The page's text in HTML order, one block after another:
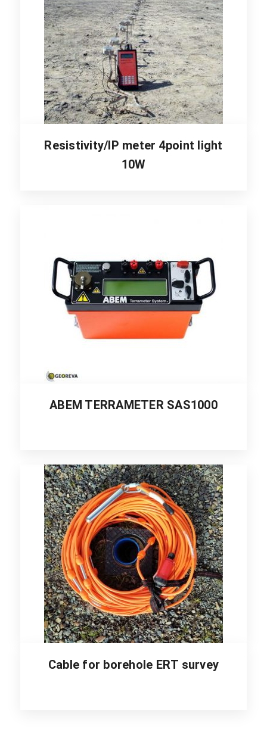
Resistivity/IP meter 4point light
10W
ABEM TERRAMETER SAS1000
Cable for borehole ERT survey